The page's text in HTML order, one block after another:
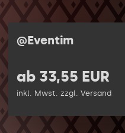
@Eventim
ab 33,55 EUR
inkl. Mwst. zzgl. Versand